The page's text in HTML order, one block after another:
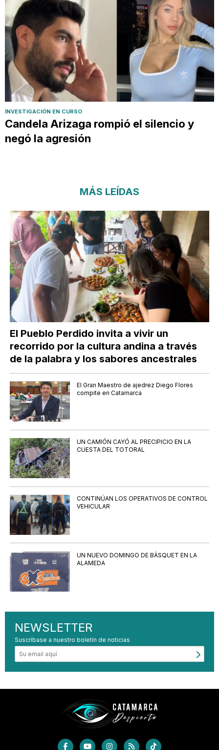
INVESTIGACIÓN EN CURSO
Candela Arizaga rompió el silencio y
negó la agresión
MÁS LEÍDAS
El Pueblo Perdido invita a vivir un
recorrido por la cultura andina a través
de la palabra y los sabores ancestrales
El Gran Maestro de ajedrez Diego Flores
compite en Catamarca
UN CAMIÓN CAYÓ AL PRECIPICIO EN LA
CUESTA DEL TOTORAL
CONTINÚAN LOS OPERATIVOS DE CONTROL
VEHICULAR
UN NUEVO DOMINGO DE BÁSQUET EN LA
ALAMEDA
NEWSLETTER
Suscríbase a nuestro boletín de noticias